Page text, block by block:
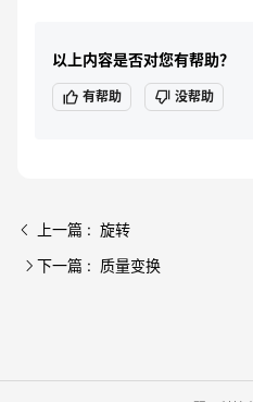
以上内容是否对您有帮助？
有帮助 没帮助
上一篇 : 旋转
下一篇 : 质量变换